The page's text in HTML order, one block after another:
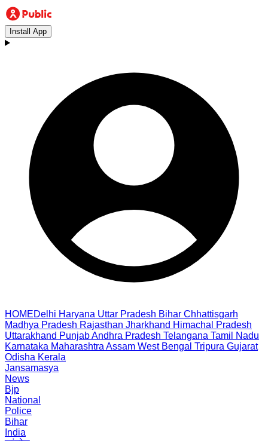
Install App
HOMEDelhi Haryana Uttar Pradesh Bihar Chhattisgarh
Madhya Pradesh Rajasthan Jharkhand Himachal Pradesh
Uttarakhand PunjabAndhra Pradesh Telangana Tamil Nadu
Karnataka Maharashtra Assam West Bengal Tripura Gujarat
Odisha Kerala
Jansamasya
News
Bjp
National
Police
Bihar
India